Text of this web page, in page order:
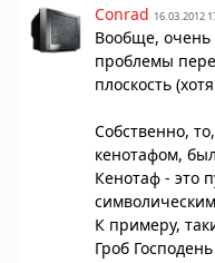
Conrad 16.03.2012
Вообще, очень
проблемы
плоскость
Собственно,
кенотафом,
Кенотаф - это
К примеру,
Гроб